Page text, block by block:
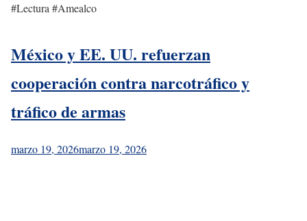
#Lectura #Amealco
México y EE. UU. refuerzan
cooperación contra narcotráfico y
tráfico de armas
marzo 19, 2026marzo 19, 2026